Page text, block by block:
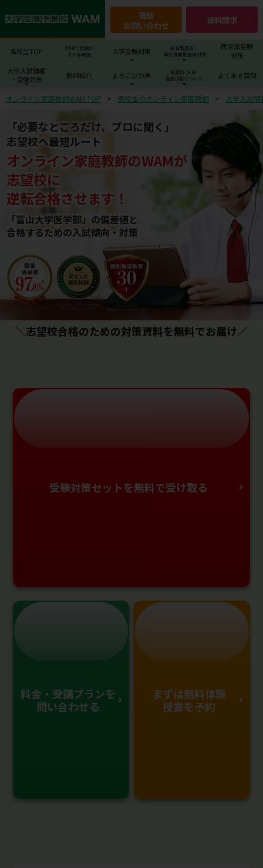
電話
お問い合わせ
資料請求
高校生TOP
WAMで成績が
上がる理由
大学受験対策
総合型選抜・
学校推薦型選抜対策
医学部受験
対策
大学入試情報
・受験対策
教師紹介 よろこびの声
授業料･入会･
返金保証について
よくある質問
オンライン家庭教師WAM TOP 高校生のオンライン家庭教師 大学入試
「必要なところだけ、プロに聞く」
志望校へ最短ルート
オンライン家庭教師のWAMが
志望校に
逆転合格させます！
「富山大学医学部」の偏差値と
合格するための⼊試傾向・対策
＼志望校合格のための対策資料を無料でお届け／
受験対策セットを無料で受け取る
料金・受講プランを
問い合わせる
まずは無料体験
授業を予約